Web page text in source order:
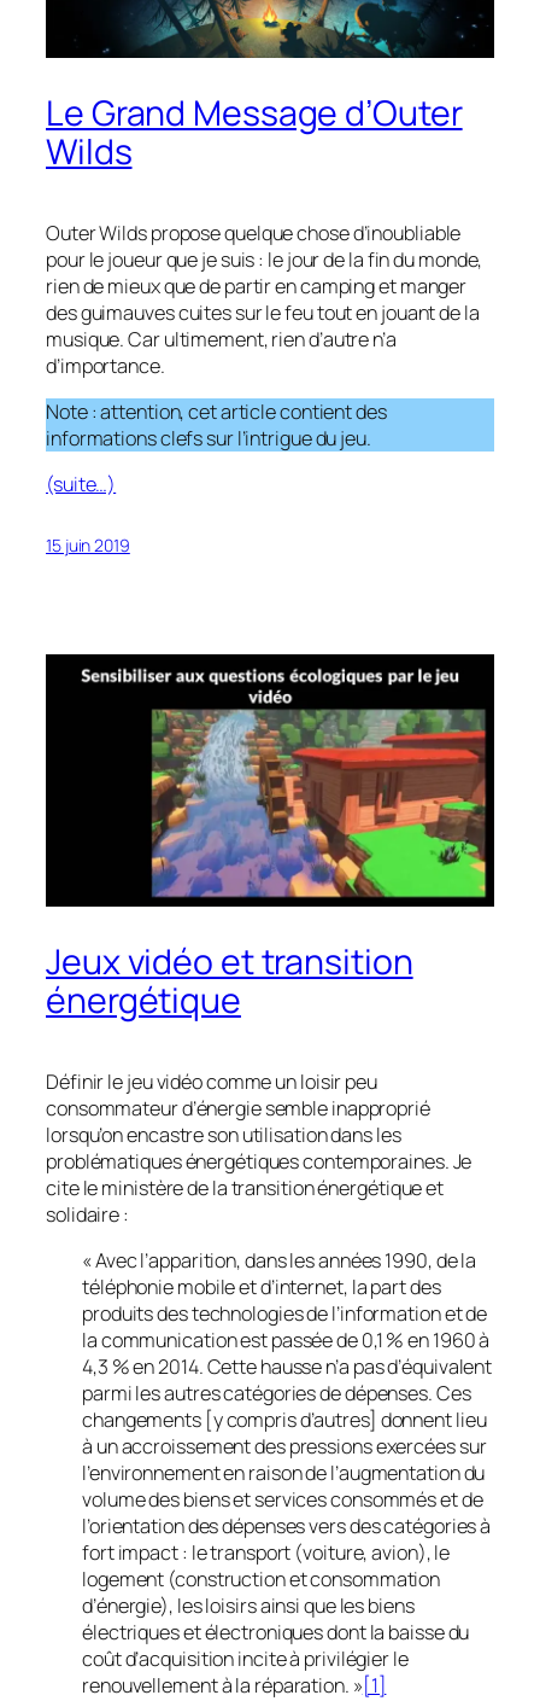
Le Grand Message d’Outer
Wilds
Outer Wildspropose quelque chose d’inoubliable
pour le joueur que je suis : le jour de la fin du monde,
rien de mieux que de partir en camping et manger
des guimauves cuites sur le feu tout en jouant de la
musique. Car ultimement, rien d’autre n’a
d’importance.
Note : attention, cet article contient des
informations clefs sur l’intrigue du jeu.
(suite…)
15 juin 2019
Jeux vidéo et transition
énergétique
Définir le jeu vidéo comme un loisir peu
consommateur d’énergie semble inapproprié
lorsqu’on encastre son utilisation dans les
problématiques énergétiques contemporaines. Je
cite le ministère de la transition énergétique et
solidaire :
« Avec l’apparition, dans les années 1990, de la
téléphonie mobile et d’internet, la part des
produits des technologies de l’information et de
la communication est passée de 0,1 % en 1960 à
4,3 % en 2014. Cette hausse n’a pas d’équivalent
parmi les autres catégories de dépenses. Ces
changements [y compris d’autres] donnent lieu
à un accroissement des pressions exercées sur
l’environnement en raison de l’augmentation du
volume des biens et services consommés et de
l’orientation des dépenses vers des catégories à
fort impact : le transport (voiture, avion), le
logement (construction et consommation
d’énergie), les loisirs ainsi que les biens
électriques et électroniques dont la baisse du
coût d’acquisition incite à privilégier le
renouvellement à la réparation. »[1]